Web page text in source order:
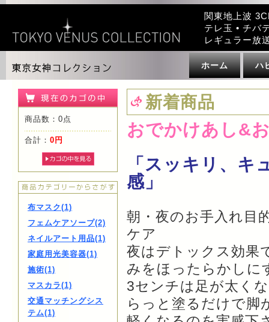
関東地上波
テレ玉 • チバ
レギュラー放
ホーム ハ
商品数：0点
合計： 0円
布マスク(1)
フェムケアソープ(2)
ネイルアート用品(1)
家庭用光美容器(1)
施術(1)
マスカラ(1)
交通マッチングシス
テム(1)
新着商品
おでかけあし&
「スッキリ、キ
感」
朝・夜のお手入れ目
ケア
夜はデトックス効果
みをほったらかしに
3センチは足が太く
らっと塗るだけで脚